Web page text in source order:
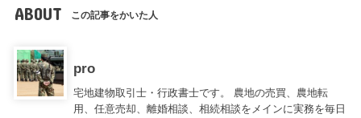
ABOUT この記事をかいた人
pro
宅地建物取引士・行政書士です。 農地の売買、農地転
用、任意売却、離婚相談、相続相談をメインに実務を毎日